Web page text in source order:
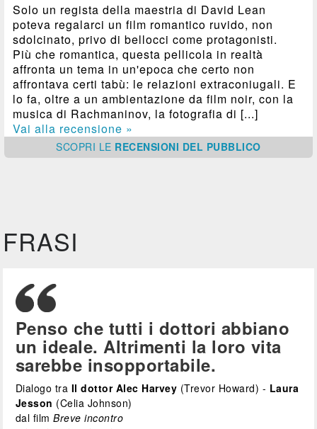
Solo un regista della maestria di David Lean
poteva regalarci un film romantico ruvido, non
sdolcinato, privo di bellocci come protagonisti.
Più che romantica, questa pellicola in realtà
affronta un tema in un'epoca che certo non
affrontava certi tabù: le relazioni extraconiugali. E
lo fa, oltre a un ambientazione da film noir, con la
musica di Rachmaninov, la fotografia di [...]
Vai alla recensione »
SCOPRI LE RECENSIONI DEL PUBBLICO
FRASI
Penso che tutti i dottori abbiano
un ideale. Altrimenti la loro vita
sarebbe insopportabile.
Dialogo tra Il dottor Alec Harvey (Trevor Howard) - Laura
Jesson (Celia Johnson)
dal filmBreve incontro